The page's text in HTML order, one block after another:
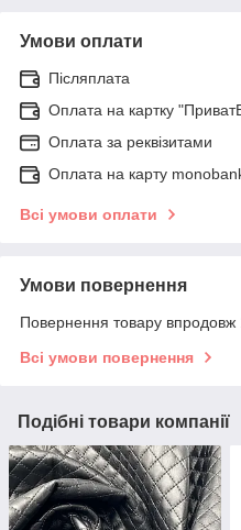
Умови оплати
Післяплата
Оплата на картку
Оплата за реквізитами
Оплата на карту
Всі умови оплати
Умови повернення
Повернення товару впродовж
Всі умови повернення
Подібні товари компанії